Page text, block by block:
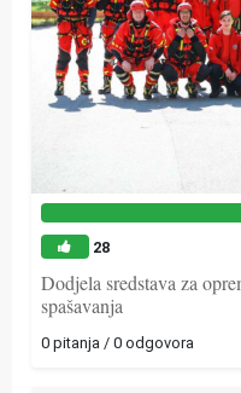
28
Dodjela sredstava za
spašavanja
0 pitanja / 0 odgovora